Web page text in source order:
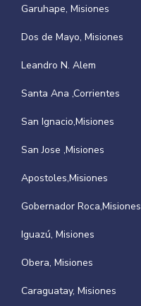
Garuhape, Misiones
Dos de Mayo, Misiones
Leandro N. Alem
Santa Ana ,Corrientes
San Ignacio,Misiones
San Jose ,Misiones
Apostoles,Misiones
Gobernador Roca,Misiones
Iguazú, Misiones
Obera, Misiones
Caraguatay, Misiones